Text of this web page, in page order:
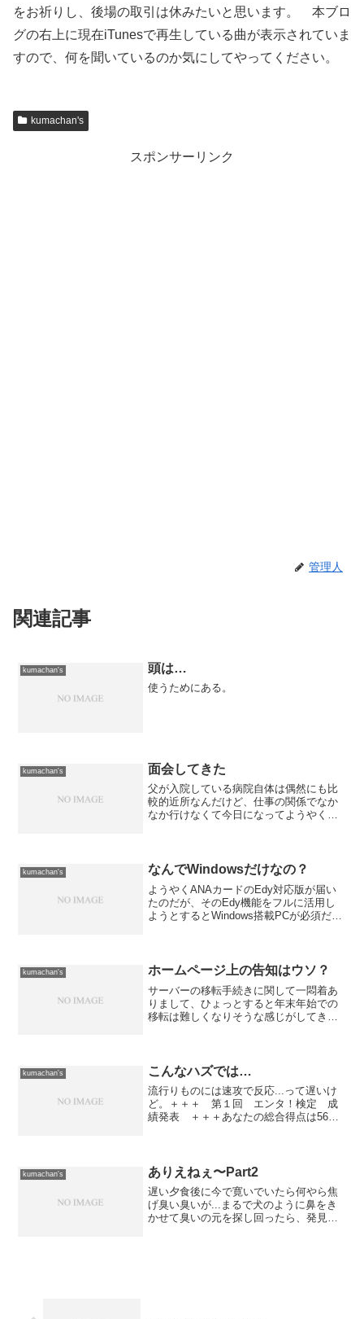
をお祈りし、後場の取引は休みたいと思います。 本ブロ
グの右上に現在iTunesで再生している曲が表示されていま
すので、何を聞いているのか気にしてやってください。
kumachan's
スポンサーリンク
管理人
関連記事
kumachan's 頭は…
使うためにある。
kumachan's 面会してきた
父が入院している病院自体は偶然にも比
較的近所なんだけど、仕事の関係でなか
なか行けなくて今日になってようやく行
事。 声はなかなか出ない...
kumachan's なんでWindowsだけなの？
ようやくANAカードのEdy対応版が届い
たのだが、そのEdy機能をフルに活用し
ようとするとWindows搭載PCが必須だと
kumachan's ホームページ上の告知はウソ？
サーバーの移転手続きに関して一悶着あ
りまして、ひょっとすると年末年始での
移転は難しくなりそうな感じがしてきま
の手続きに関する告知...
kumachan's こんなハズでは…
流行りものには速攻で反応...って遅いけ
ど。＋＋＋ 第１回 エンタ！検定 成
績発表 ＋＋＋あなたの総合得点は56
kumachan's ありえねぇ〜Part2
遅い夕食後に今で寛いでいたら何やら焦
げ臭い臭いが...まるで犬のように鼻をき
かせて臭いの元を探し回ったら、発見し